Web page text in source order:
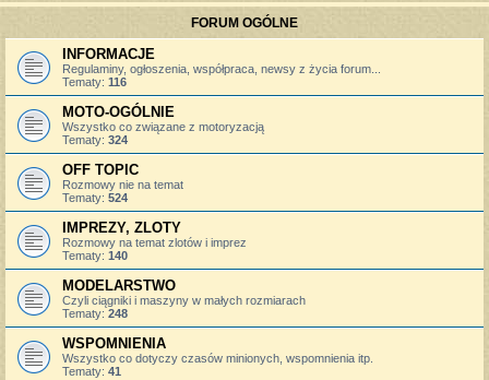
FORUM OGÓLNE
INFORMACJE
Regulaminy, ogłoszenia, współpraca, newsy z życia forum...
Tematy: 116
MOTO-OGÓLNIE
Wszystko co związane z motoryzacją
Tematy: 324
OFF TOPIC
Rozmowy nie na temat
Tematy: 524
IMPREZY, ZLOTY
Rozmowy na temat zlotów i imprez
Tematy: 140
MODELARSTWO
Czyli ciągniki i maszyny w małych rozmiarach
Tematy: 248
WSPOMNIENIA
Wszystko co dotyczy czasów minionych, wspomnienia itp.
Tematy: 41